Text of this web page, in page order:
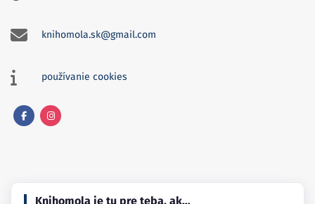
knihomola.sk@gmail.com
používanie cookies
Knihomola je tu pre teba, ak…